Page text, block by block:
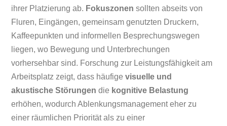
ihrer Platzierung ab. Fokuszonen sollten abseits von
Fluren, Eingängen, gemeinsam genutzten Druckern,
Kaffeepunkten und informellen Besprechungswegen
liegen, wo Bewegung und Unterbrechungen
vorhersehbar sind. Forschung zur Leistungsfähigkeit am
Arbeitsplatz zeigt, dass häufigevisuelle und
akustische Störungen die kognitive Belastung
erhöhen, wodurch Ablenkungsmanagement eher zu
einer räumlichen Priorität als zu einer